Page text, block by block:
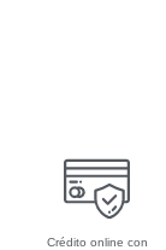
Crédito online con